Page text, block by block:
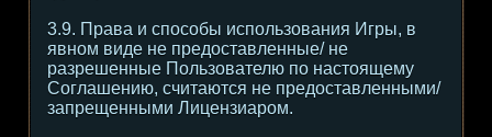
3.9. Права и способы использования Игры, в
явном виде не предоставленные/ не
разрешенные Пользователю по настоящему
Соглашению, считаются не предоставленными/
запрещенными Лицензиаром.